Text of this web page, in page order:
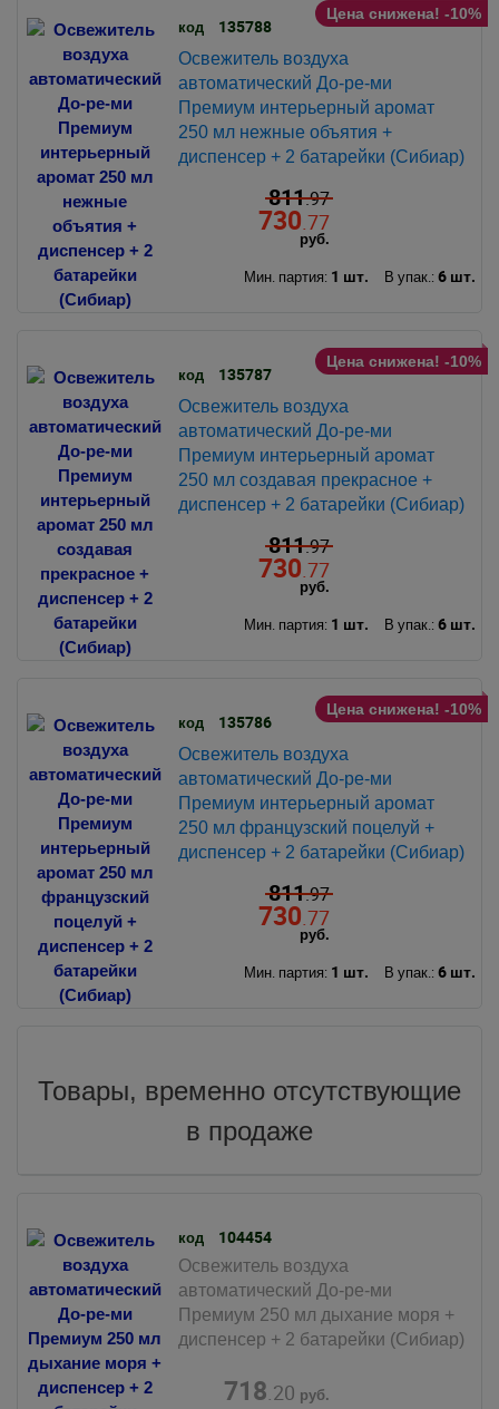
Цена снижена! -10%
код 135788
Освежитель воздуха
автоматический До-ре-ми
Премиум интерьерный аромат
250 мл нежные объятия +
диспенсер + 2 батарейки (Сибиар)
811.97
730 .77
руб.
Мин. партия: 1 шт. В упак.: 6 шт.
Цена снижена! -10%
код 135787
Освежитель воздуха
автоматический До-ре-ми
Премиум интерьерный аромат
250 мл создавая прекрасное +
диспенсер + 2 батарейки (Сибиар)
811.97
730 .77
руб.
Мин. партия: 1 шт. В упак.: 6 шт.
Цена снижена! -10%
код 135786
Освежитель воздуха
автоматический До-ре-ми
Премиум интерьерный аромат
250 мл французский поцелуй +
диспенсер + 2 батарейки (Сибиар)
811.97
730 .77
руб.
Мин. партия: 1 шт. В упак.: 6 шт.
Товары, временно отсутствующие
в продаже
код 104454
Освежитель воздуха
автоматический До-ре-ми
Премиум 250 мл дыхание моря +
диспенсер + 2 батарейки (Сибиар)
718 .20 руб.